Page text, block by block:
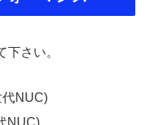
さい。
代NUC)